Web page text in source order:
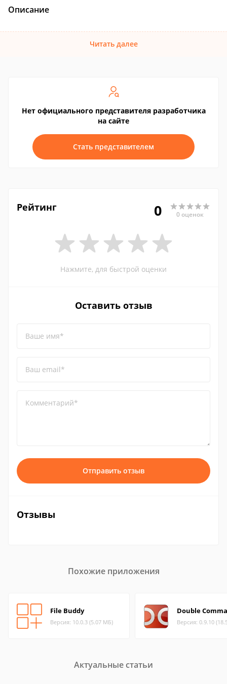
Описание
Читать далее
Нет официального представителя разработчика
на сайте
Стать представителем
Рейтинг 0 0 оценок
Нажмите, для быстрой оценки
Оставить отзыв
Ваше имя*
Ваш email*
Комментарий*
Отправить отзыв
Отзывы
Похожие приложения
File Buddy
Версия: 10.0.3 (5.07 МБ)
Double
Версия: 0.9.10
Актуальные статьи